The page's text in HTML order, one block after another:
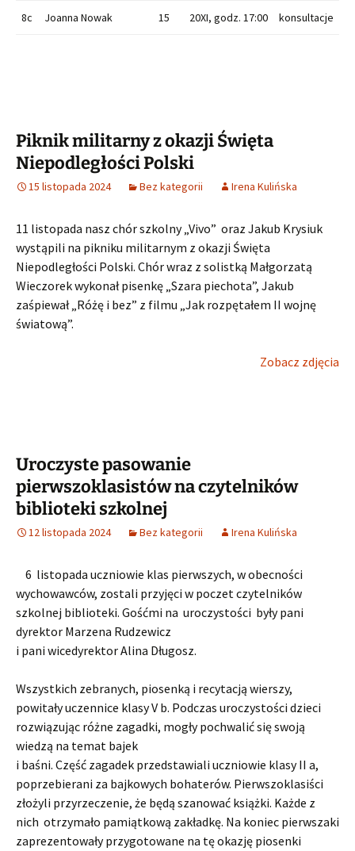
8c Joanna Nowak 15 20XI, godz. 17:00 konsultacje
Piknik militarny z okazji Święta
Niepodległości Polski
15 listopada 2024 Bez kategorii Irena Kulińska
11 listopada nasz chór szkolny „Vivo” oraz Jakub Krysiuk
wystąpili na pikniku militarnym z okazji Święta
Niepodległości Polski. Chór wraz z solistką Małgorzatą
Wieczorek wykonał pisenkę „Szara piechota”, Jakub
zaśpiewał „Różę i bez” z filmu „Jak rozpętałem II wojnę
światową”.
Zobacz zdjęcia
Uroczyste pasowanie
pierwszoklasistów na czytelników
biblioteki szkolnej
12 listopada 2024 Bez kategorii Irena Kulińska
6 listopada uczniowie klas pierwszych, w obecności
wychowawców, zostali przyjęci w poczet czytelników
szkolnej biblioteki. Gośćmi na uroczystości były pani
dyrektor Marzena Rudzewicz
i pani wicedyrektor Alina Długosz.
Wszystkich zebranych, piosenką i recytacją wierszy,
powitały uczennice klasy V b. Podczas uroczystości dzieci
rozwiązując różne zagadki, mogły pochwalić się swoją
wiedzą na temat bajek
i baśni. Część zagadek przedstawiali uczniowie klasy II a,
poprzebierani za bajkowych bohaterów. Pierwszoklasiści
złożyli przyrzeczenie, że będą szanować książki. Każde z
nich otrzymało pamiątkową zakładkę. Na koniec pierwszaki
zaprezentowały przygotowane na tę okazję piosenki